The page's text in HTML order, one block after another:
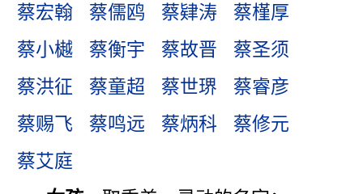
蔡宏翰
蔡儒鸥 蔡肄涛
蔡槿厚
蔡小樾
蔡衡宇 蔡故晋
蔡圣须
蔡洪征
蔡童超 蔡世琾
蔡睿彦
蔡赐飞
蔡鸣远 蔡炳科
蔡修元
蔡艾庭